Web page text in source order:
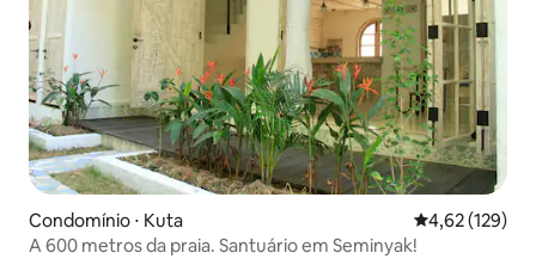
Condomínio ⋅ Kuta 4,62 de uma
4,62 (129)
A 600 metros da praia. Santuário em Seminyak!